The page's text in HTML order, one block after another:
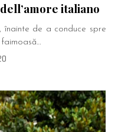
italiano
înainte de a conduce spre